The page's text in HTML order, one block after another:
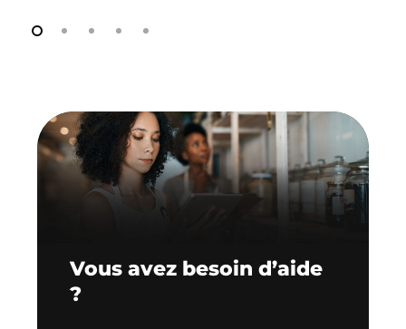
Vous avez besoin d’aide
?